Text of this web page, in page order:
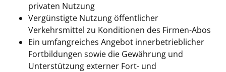
privaten Nutzung
Vergünstigte Nutzung öffentlicher
Verkehrsmittel zu Konditionen des Firmen-Abos
Ein umfangreiches Angebot innerbetrieblicher
Fortbildungen sowie die Gewährung und
Unterstützung externer Fort- und